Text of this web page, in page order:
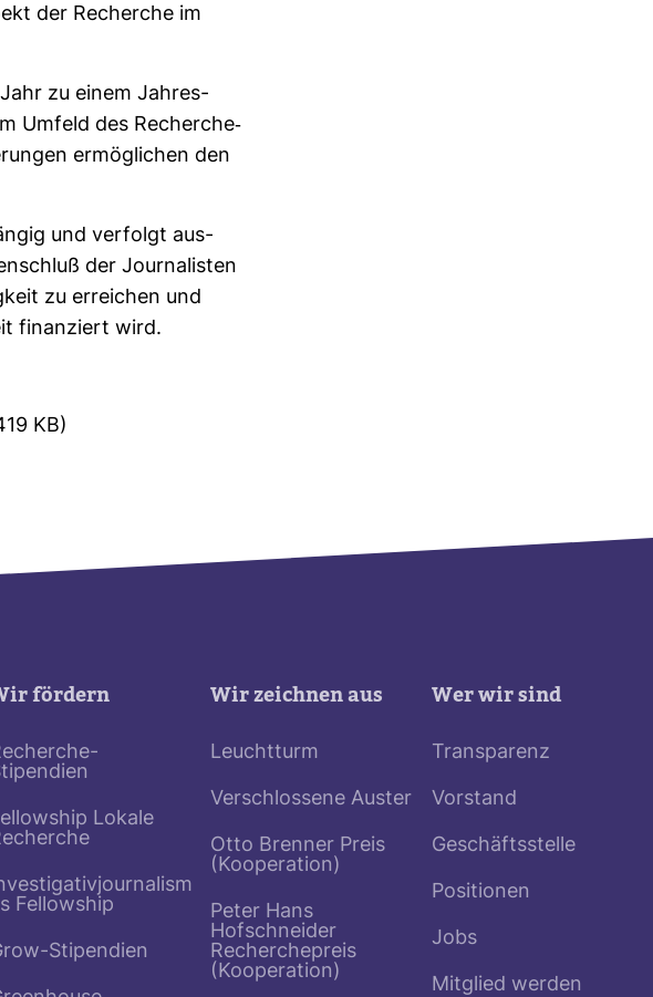
der Recherche im
zu einem Jah­res­
Umfeld des Recherche-​
ermög­li­chen den
und ver­folgt aus­
der Jour­na­listen
zu errei­chen und
finan­ziert wird.
KB)
fördern
Lokale
Fellowship
Stipendien
Wir zeichnen aus
Leuchtturm
Verschlossene Auster
Otto Brenner Preis
(Kooperation)
Peter Hans
Hofschneider
Recherchepreis
(Kooperation)
Wer wir sind
Transparenz
Vorstand
Geschäftsstelle
Positionen
Jobs
Mitglied werden